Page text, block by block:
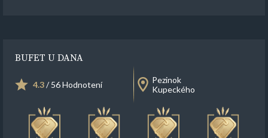
BUFET U DANA
4.3/ 56 Hodnotení
Pezinok
Kupeckého